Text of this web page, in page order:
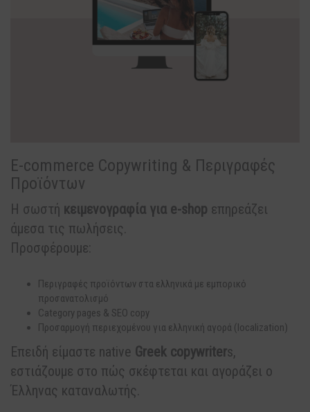
E-commerce Copywriting & Περιγραφές
Προϊόντων
Η σωστή κειμενογραφία για e-shop επηρεάζει
άμεσα τις πωλήσεις.
Προσφέρουμε:
Περιγραφές προϊόντων στα ελληνικά με εμπορικό
προσανατολισμό
Category pages & SEO copy
Προσαρμογή περιεχομένου για ελληνική αγορά (localization)
Επειδή είμαστε native Greek copywriters,
εστιάζουμε στο πώς σκέφτεται και αγοράζει ο
Έλληνας καταναλωτής.